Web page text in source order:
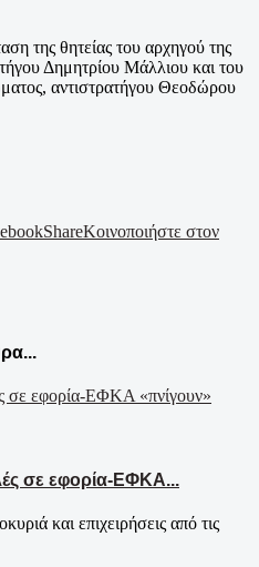
της θητείας του αρχηγού της
Δημητρίου Μάλλιου και του
αντιστρατήγου Θεοδώρου
ShareΚοινοποιήστε στον
σε εφορία-ΕΦΚΑ...
και επιχειρήσεις από τις